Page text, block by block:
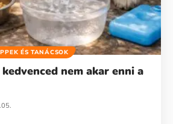
ÉS TANÁCSOK
nem akar enni a